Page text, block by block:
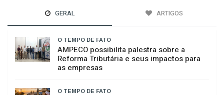
GERAL ARTIGOS
O TEMPO DE FATO
AMPECO possibilita palestra sobre a
Reforma Tributária e seus impactos para
as empresas
O TEMPO DE FATO